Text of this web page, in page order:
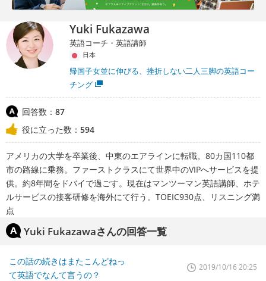
Yuki Fukazawa
英語コーチ・英語講師
日本
帰国子女並に伸びる、挫折しない二人三脚の英語コー
チング
回答数： 87
役に立った数： 594
アメリカの大学を卒業後、中東のエアラインに転職。80カ国110都
市の路線に乗務。ファーストクラスにて世界中のVIPへサービスを提
供。約8年間をドバイで過ごす。現在はマンツーマン英語講師、ホテ
ルサービスの接客研修を海外にて行う。TOEIC930点、リスニング満
点
Yuki Fukazawaさんの回答一覧
この話の続きはまたこんどねっ
て英語でなんて言うの？
2019/10/16 20:25